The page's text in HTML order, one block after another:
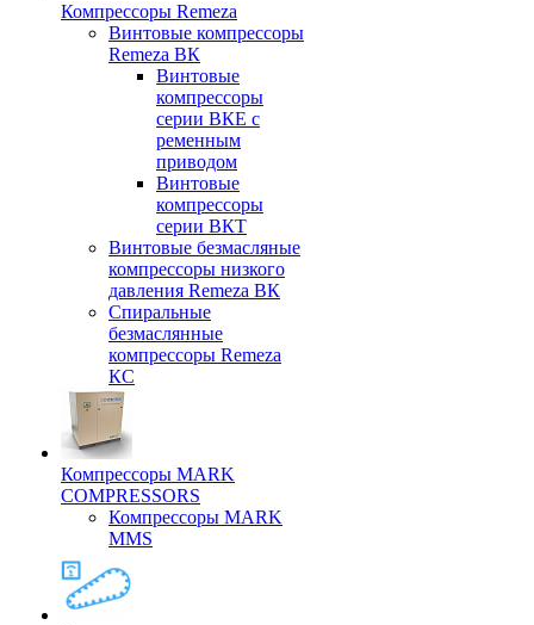
Компрессоры Remeza
Винтовые компрессоры
Remeza ВК
Винтовые
компрессоры
серии ВКЕ с
ременным
приводом
Винтовые
компрессоры
серии ВКТ
Винтовые безмасляные
компрессоры низкого
давления Remeza ВК
Спиральные
безмаслянные
компрессоры Remeza
КС
Компрессоры MARK
COMPRESSORS
Компрессоры MARK
MMS